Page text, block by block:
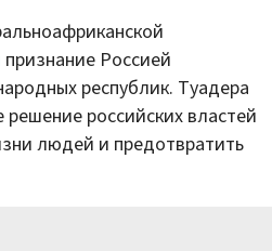
признание Россией
республик. Туадера
российских властей
людей и предотвратить